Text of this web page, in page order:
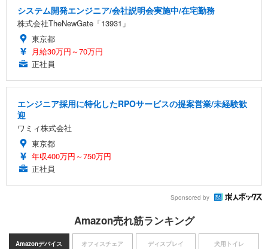
システム開発エンジニア/会社説明会実施中/在宅勤務
株式会社TheNewGate「13931」
東京都
月給30万円～70万円
正社員
エンジニア採用に特化したRPOサービスの提案営業/未経験歓
迎
ワミィ株式会社
東京都
年収400万円～750万円
正社員
Sponsored by
Amazon売れ筋ランキング
Amazonデバイス オフィスチェア ディスプレイ 犬用トイレ